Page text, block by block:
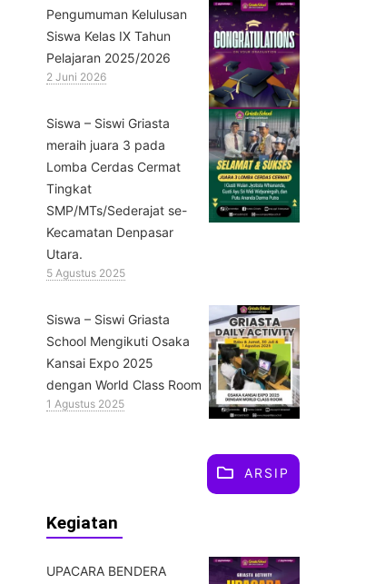
Pengumuman Kelulusan
Siswa Kelas IX Tahun
Pelajaran 2025/2026
2 Juni 2026
Siswa – Siswi Griasta
meraih juara 3 pada
Lomba Cerdas Cermat
Tingkat
SMP/MTs/Sederajat se-
Kecamatan Denpasar
Utara.
5 Agustus 2025
Siswa – Siswi Griasta
School Mengikuti Osaka
Kansai Expo 2025
dengan World Class Room
1 Agustus 2025
ARSIP
Kegiatan
UPACARA BENDERA